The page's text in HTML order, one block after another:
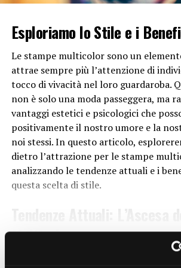
scarpe a tacco basso, invece,
distribuzione uniforme del peso
mantenere la schiena dritta e
lesioni legate alla postura.
Inoltre, i tacchi bassi tendono ad
rispetto ai tacchi alti, riducendo il
infortuni. Questo è particolarmente
coloro che lavorano in ambienti dove è
muoversi rapidamente o su superfici
Versatilità e Stile
vasta gamma di design e stili di scarpe
possono essere indossati con una
Esploriamo lo Stile e i
Le stampe multicolor sono un
attrae sempre più l’attenzione di
tocco di vivacità nel loro guardaroba.
non è solo una moda passeggera, ma
vantaggi estetici e psicologici che
positivamente il nostro umore e la
noi stessi. In questo articolo,
dietro l’attrazione per le stampe
analizzando le tendenze attuali e i
questa scelta di stile.
Multicolor
Negli ultimi anni, le stampe
CONTINUE READING